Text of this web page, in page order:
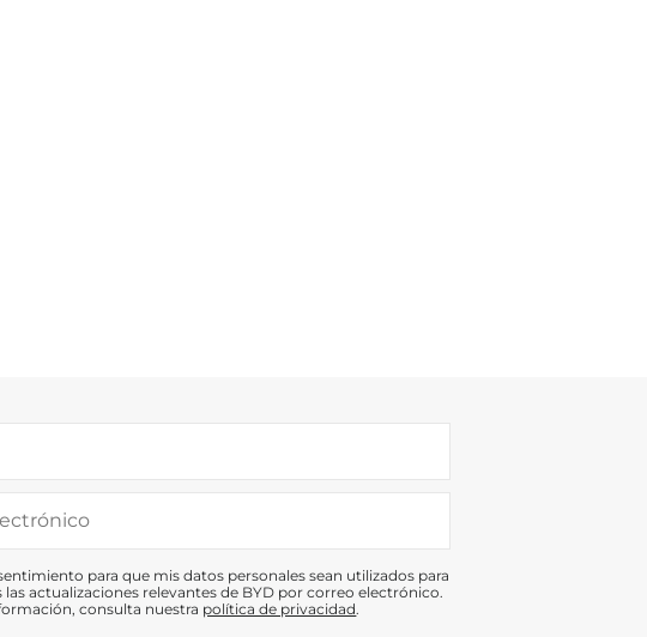
para que mis datos personales sean utilizados para
las actualizaciones relevantes de BYD por correo electrónico.
consulta nuestra política de privacidad.